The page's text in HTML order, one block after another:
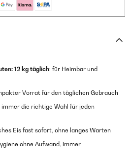
12 kg täglich: für Heimbar und
Vorrat für den täglichen Gebrauch
immer die richtige Wahl für jeden
Eis fast sofort, ohne langes Warten
ohne Aufwand, immer